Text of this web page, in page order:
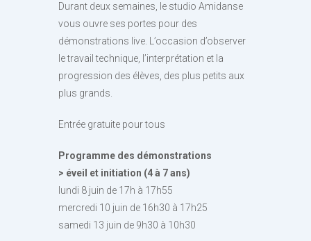
Durant deux semaines, le studio Amidanse
vous ouvre ses portes pour des
démonstrations live. L’occasion d’observer
le travail technique, l’interprétation et la
progression des élèves, des plus petits aux
plus grands.
Entrée gratuite pour tous
Programme des démonstrations
> éveil et initiation (4 à 7 ans)
lundi 8 juin de 17h à 17h55
mercredi 10 juin de 16h30 à 17h25
samedi 13 juin de 9h30 à 10h30